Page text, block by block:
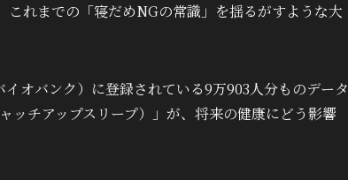
れまでの「寝だめNGの常識」を揺るがすような大
オバンク）に登録されている9万903人分ものデータ
ッチアップスリープ）」が、将来の健康にどう影響